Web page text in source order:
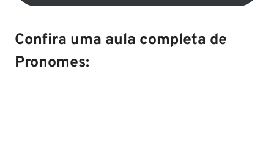
Confira uma aula completa de
Pronomes: